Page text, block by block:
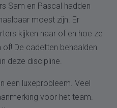
Sam en Pascal hadden
moest zijn. Er
kijken naar of en hoe ze
of! De cadetten behaalden
deze discipline.
een luxeprobleem. Veel
voor het team.